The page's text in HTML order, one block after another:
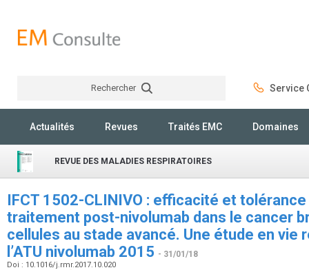
Rechercher Service
Actualités Revues Traités EMC Domaines
REVUE DES MALADIES RESPIRATOIRES
IFCT 1502-CLINIVO : efficacité et
traitement post-nivolumab dans le cancer
cellules au stade avancé. Une étude en vie
l’ATU nivolumab 2015 - 31/01/18
Doi : 10.1016/j.rmr.2017.10.020